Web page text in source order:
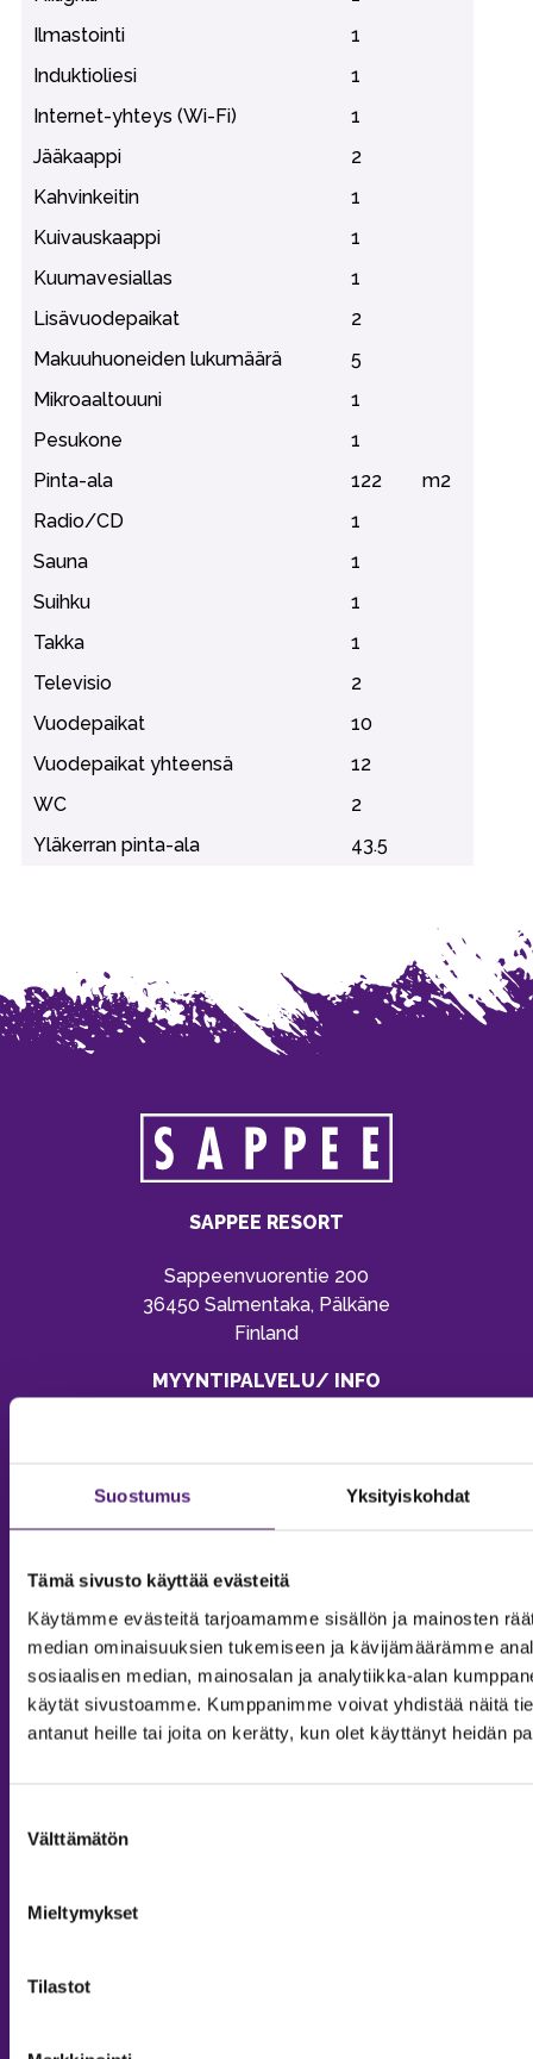
Suostumus Yksityiskohdat
Tämä sivusto käyttää evästeitä
Käytämme evästeitä tarjoamamme sisällön ja mainosten
median ominaisuuksien tukemiseen ja kävijämäärämme
sosiaalisen median, mainosalan ja analytiikka-alan
käytät sivustoamme. Kumppanimme voivat yhdistää näitä
antanut heille tai joita on kerätty, kun olet käyttänyt heidän
valinta
Välttämätön
Mieltymykset
Tilastot
Ilmastointi
1
Induktioliesi
1
Internet-yhteys (Wi-Fi)
1
Jääkaappi
2
Kahvinkeitin
1
Kuivauskaappi
1
Kuumavesiallas
1
Lisävuodepaikat
2
Makuuhuoneiden lukumäärä
5
Mikroaaltouuni
1
Pesukone
1
Pinta-ala
122
m2
Radio/CD
1
Sauna
1
Suihku
1
Takka
1
Televisio
2
Vuodepaikat
10
Vuodepaikat yhteensä
12
WC
2
Yläkerran pinta-ala
43.5
SAPPEE RESORT
Sappeenvuorentie 200
36450 Salmentaka, Pälkäne
Finland
MYYNTIPALVELU/ INFO